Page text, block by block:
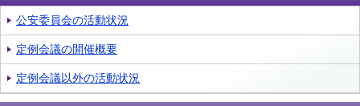
公安委員会の活動状況
定例会議の開催概要
定例会議以外の活動状況